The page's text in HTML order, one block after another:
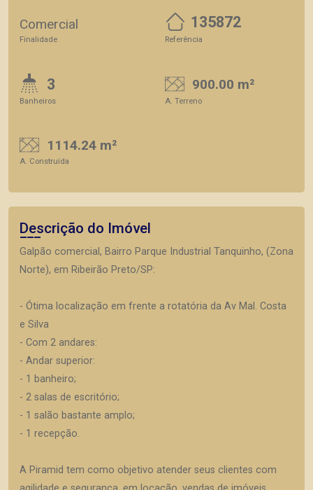
Comercial
Finalidade
135872
Referência
3
Banheiros
900.00 m²
A. Terreno
1114.24 m²
A. Construída
Descrição do Imóvel
Galpão comercial, Bairro Parque Industrial Tanquinho, (Zona
Norte), em Ribeirão Preto/SP:
- Ótima localização em frente a rotatória da Av Mal. Costa
e Silva
- Com 2 andares:
- Andar superior:
- 1 banheiro;
- 2 salas de escritório;
- 1 salão bastante amplo;
- 1 recepção.
A Piramid tem como objetivo atender seus clientes com